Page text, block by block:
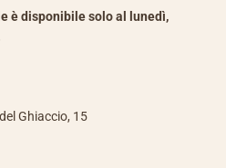
è disponibile solo al lunedì,
Ghiaccio, 15